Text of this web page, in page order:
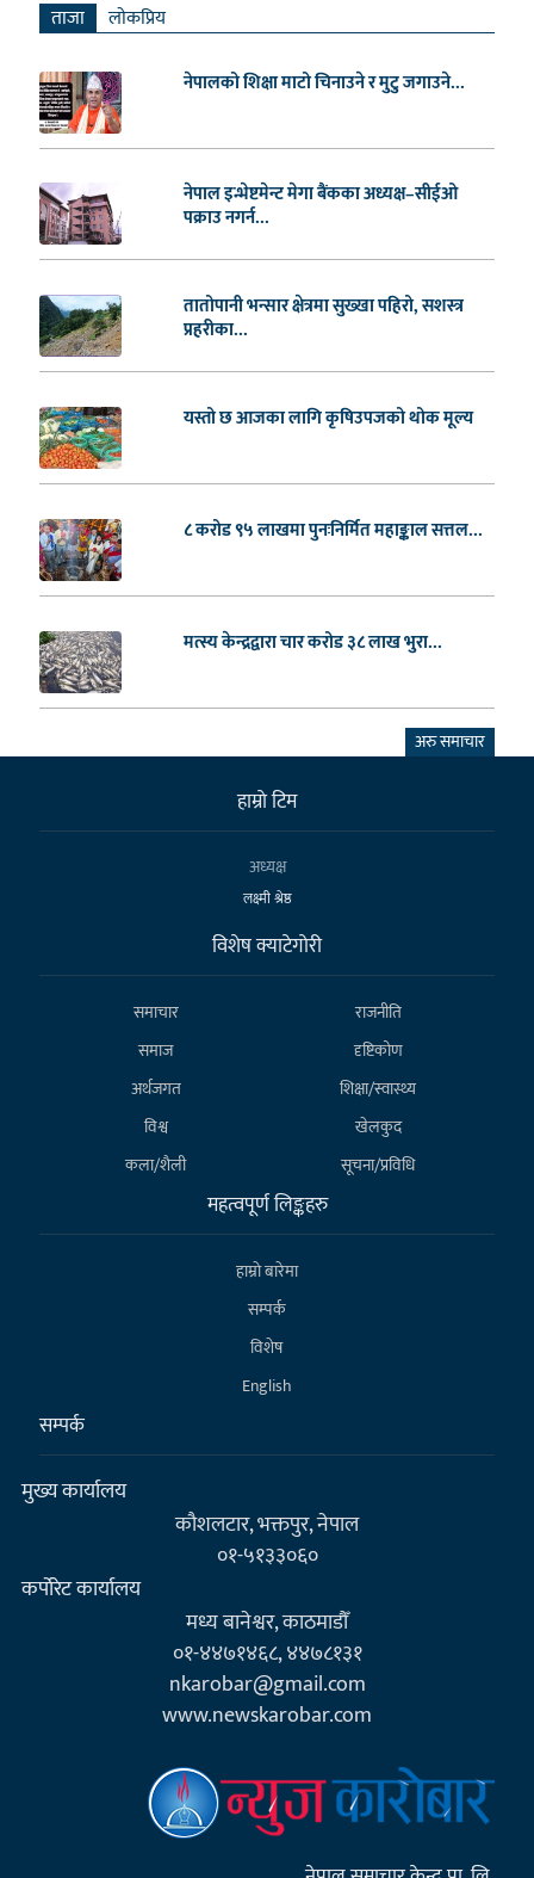
ताजा लाेकप्रिय
नेपालको शिक्षा माटो चिनाउने र मुटु जगाउने...
नेपाल इन्भेष्टमेन्ट मेगा बैंकका अध्यक्ष–सीईओ
पक्राउ नगर्न...
तातोपानी भन्सार क्षेत्रमा सुख्खा पहिरो, सशस्त्र
प्रहरीका...
यस्तो छ आजका लागि कृषिउपजको थोक मूल्य
८ करोड ९५ लाखमा पुनःनिर्मित महाङ्काल सत्तल...
मत्स्य केन्द्रद्वारा चार करोड ३८ लाख भुरा...
अरु समाचार
हाम्राे टिम
अध्यक्ष
लक्ष्मी श्रेष्ठ
विशेष क्याटेगाेरी
समाचार
राजनीति
समाज
दृष्टिकोण
अर्थजगत
शिक्षा/स्वास्थ्य
विश्व
खेलकुद
कला/शैली
सूचना/प्रविधि
महत्वपूर्ण लिङ्कहरु
हाम्राे बारेमा
सम्पर्क
विशेष
English
सम्पर्क
मुख्य कार्यालय
कौशलटार, भक्तपुर, नेपाल
०१-५१३३०६०
कर्पाेरेट कार्यालय
मध्य बानेश्वर, काठमाडौँ
०१-४४७१४६८, ४४७८१३१
nkarobar@gmail.com
www.newskarobar.com